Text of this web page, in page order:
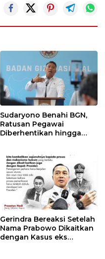
Sudaryono Benahi BGN,
Ratusan Pegawai
Diberhentikan hingga
Gerindra Bereaksi Setelah
Nama Prabowo Dikaitkan
dengan Kasus eks